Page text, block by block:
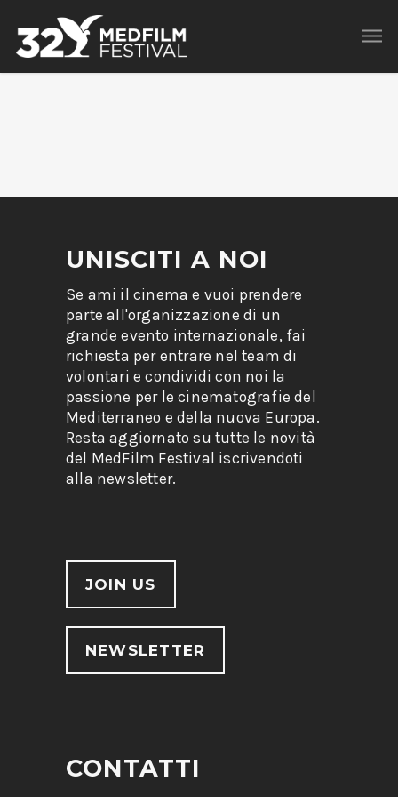
UNISCITI A NOI
Se ami il cinema e vuoi prendere
parte all'organizzazione di un
grande evento internazionale, fai
richiesta per entrare nel team di
volontari e condividi con noi la
passione per le cinematografie del
Mediterraneo e della nuova Europa.
Resta aggiornato su tutte le novità
del MedFilm Festival iscrivendoti
alla newsletter.
JOIN US
NEWSLETTER
CONTATTI